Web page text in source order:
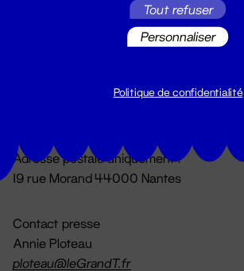
Du lundi au vendredi 14h → 18h
Adresse postale uniquement :
19 rue Morand 44000 Nantes
Contact presse
Annie Ploteau
ploteau@leGrandT.fr
Tout refuser
Personnaliser
Politique de confidentialité